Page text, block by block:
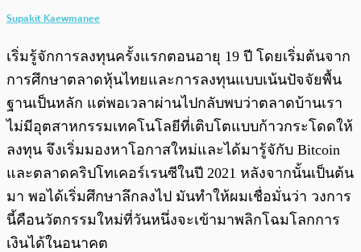
Supakit Kaewmanee
เริ่มรู้จักการลงทุนครั้งแรกตอนอายุ 19 ปี โดยเริ่มต้นจาก
การศึกษาตลาดหุ้นไทยและการลงทุนแบบเน้นปัจจัยพื้น
ฐานเป็นหลัก แต่พอเวลาผ่านไปกลับพบว่าตลาดบ้านเรา
ไม่มีอุตสาหกรรมเทคโนโลยีที่เติบโตแบบก้าวกระโดดให้
ลงทุน จึงเริ่มมองหาโอกาสใหม่และได้มารู้จักับ Bitcoin
และตลาดคริปโทเคอร์เรนซีในปี 2021 หลังจากนั้นเป็นต้น
มา พอได้เริ่มศึกษาลึกลงไป มันทำให้ผมเชื่อมั่นว่า วงการ
นี้คือนวัตกรรมใหม่ที่วันหนึ่งจะเข้ามาพลิกโฉมโลกการ
เงินได้ในอนาคต